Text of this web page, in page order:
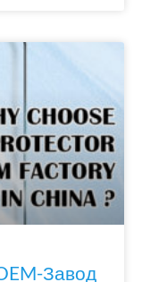
Завод